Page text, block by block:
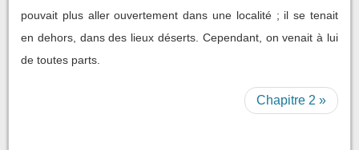
pouvait plus aller ouvertement dans une localité ; il se tenait
en dehors, dans des lieux déserts. Cependant, on venait à lui
de toutes parts.
Chapitre 2 »